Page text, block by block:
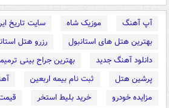
آپ آهنگ موزیک شاه
سایت تاریخ
بهترین هتل های استانبول
رزرو هتل
دانلود آهنگ جدید
بهترین جراح بینی
پرشین هتل
ثبت نام بیمه اربعین
مزایده خودرو
خرید بلیط استخر